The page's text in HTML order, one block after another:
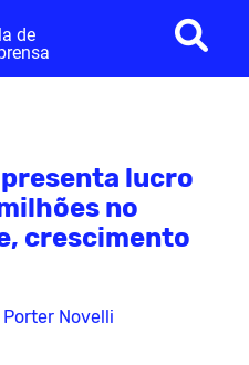
de
lucro
no
crescimento
Novelli